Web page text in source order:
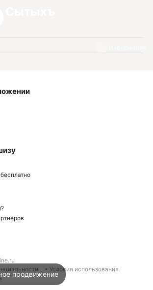
Сытыхъ
• Условия использования
продвижение